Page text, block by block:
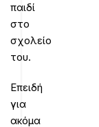
παιδί
στο
σχολείο
του.
Επειδή
για
ακόμα